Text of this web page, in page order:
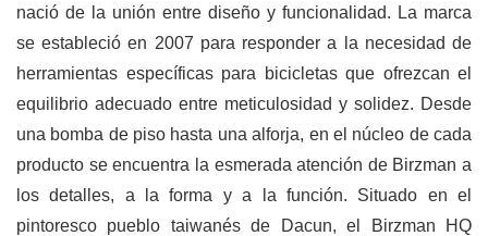
nació de la unión entre diseño y funcionalidad. La marca
se estableció en 2007 para responder a la necesidad de
herramientas específicas para bicicletas que ofrezcan el
equilibrio adecuado entre meticulosidad y solidez. Desde
una bomba de piso hasta una alforja, en el núcleo de cada
producto se encuentra la esmerada atención de Birzman a
los detalles, a la forma y a la función. Situado en el
pintoresco pueblo taiwanés de Dacun, el Birzman HQ